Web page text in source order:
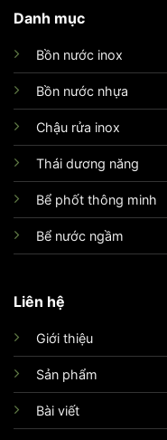
Danh mục
Bồn nước inox
Bồn nước nhựa
Chậu rửa inox
Thái dương năng
Bể phốt thông minh
Bể nước ngầm
Liên hệ
Giới thiệu
Sản phẩm
Bài viết